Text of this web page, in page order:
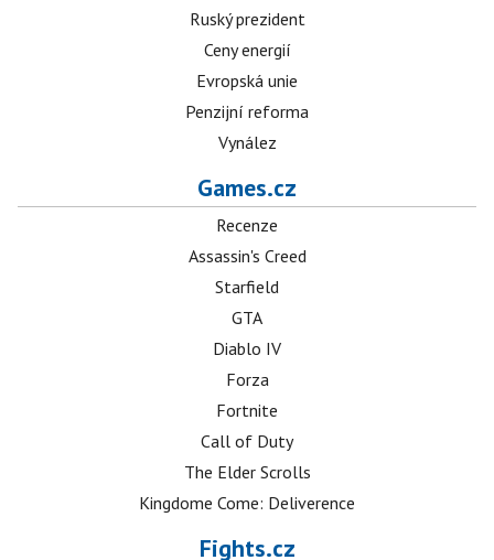
Ruský prezident
Ceny energií
Evropská unie
Penzijní reforma
Vynález
Games.cz
Recenze
Assassin's Creed
Starfield
GTA
Diablo IV
Forza
Fortnite
Call of Duty
The Elder Scrolls
Kingdome Come: Deliverence
Fights.cz